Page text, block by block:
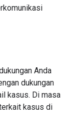
Anda
dukungan
kasus. Di masa
kasus di